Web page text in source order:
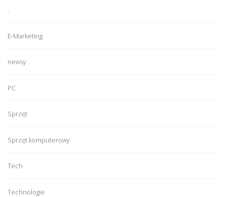
.
E-Marketing
newsy
PC
Sprzęt
Sprzęt komputerowy
Tech
Technologie